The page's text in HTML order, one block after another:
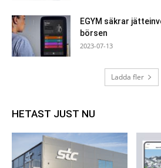
EGYM säkrar
börsen
2023-07-13
Ladda fler
HETAST JUST NU